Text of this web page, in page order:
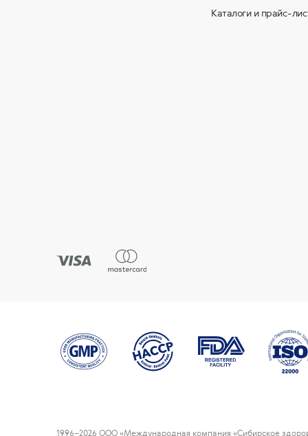
Каталоги и прайс-
1996–2026 ООО «Международная компания «Сибирское